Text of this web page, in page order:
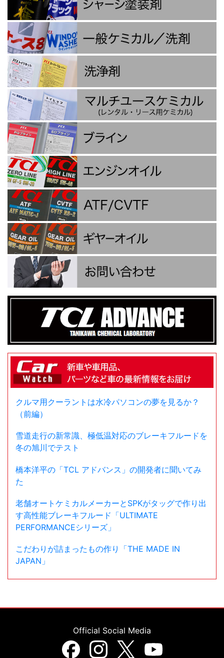
クルマ用クーラントは水冷パソコンの夢を見るか？
（前編）
雪道走行の新常識、極低温対応のブレーキフルードを
冬の旭川でテスト
橋本洋平の「TCL アドバンス」の開発者に聞いてみ
た
老舗オートケミカルメーカーとSPKがタッグで作り出
す高性能ブレーキフルード「ULTIMATE
PERFORMANCEシリーズ」
こだわりが詰まったもの作り「THE MADE IN
JAPAN」
Official Social Media